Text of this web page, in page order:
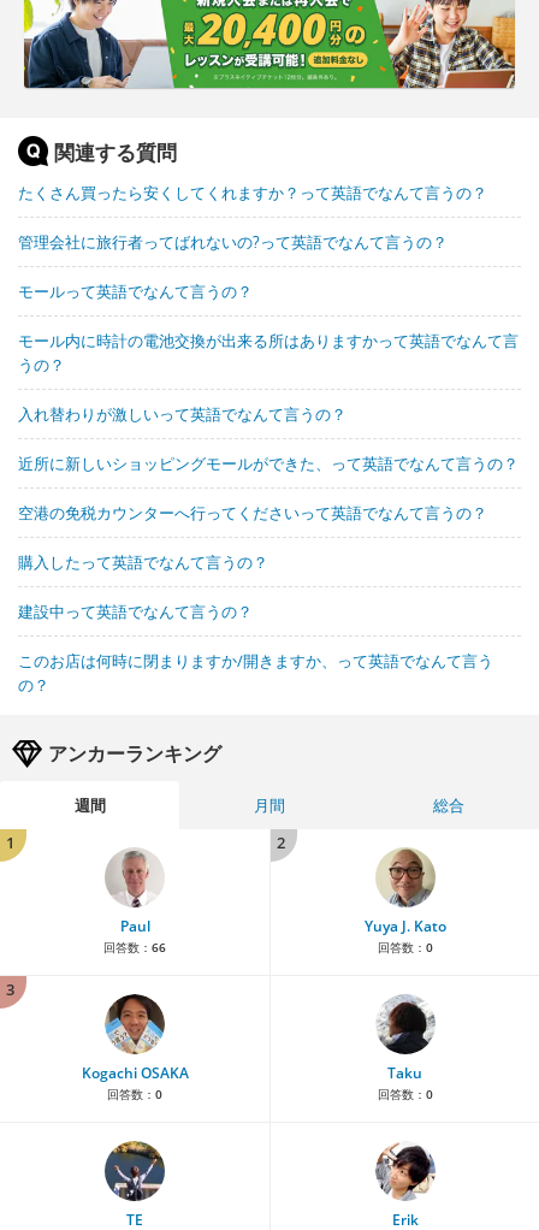
関連する質問
たくさん買ったら安くしてくれますか？って英語でなんて言うの？
管理会社に旅行者ってばれないの?って英語でなんて言うの？
モールって英語でなんて言うの？
モール内に時計の電池交換が出来る所はありますかって英語でなんて言
うの？
入れ替わりが激しいって英語でなんて言うの？
近所に新しいショッピングモールができた、って英語でなんて言うの？
空港の免税カウンターへ行ってくださいって英語でなんて言うの？
購入したって英語でなんて言うの？
建設中って英語でなんて言うの？
このお店は何時に閉まりますか/開きますか、って英語でなんて言う
の？
アンカーランキング
週間 月間
総合
1
Paul
回答数： 66
2
Yuya J. Kato
回答数： 0
3
Kogachi OSAKA
回答数： 0
Taku
回答数： 0
TE Erik